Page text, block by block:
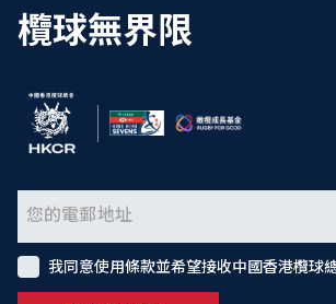
欖球無界限
我同意使用條款並希望接收中國香港欖球